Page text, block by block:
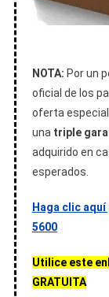
NOTA: Por un
oficial de los
oferta
una triple
adquirido en
esperados.
Haga clic aquí
5600
Utilice este
GRATUITA